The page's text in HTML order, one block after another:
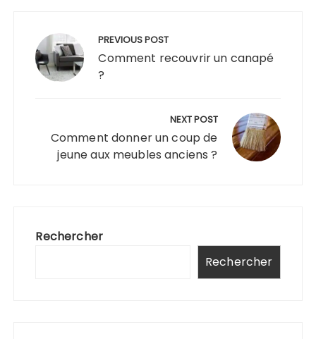
l’article
PREVIOUS POST
Comment recouvrir un canapé
?
NEXT POST
Comment donner un coup de
jeune aux meubles anciens ?
Rechercher
Rechercher